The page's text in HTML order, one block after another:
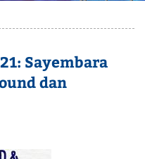
Sayembara
dan